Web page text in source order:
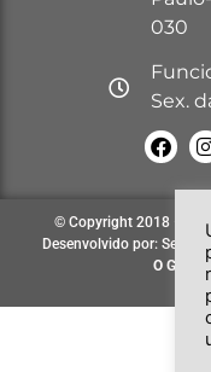
030
Sex.
© Copyright 2018 –
Desenvolvido por:
O GOB-SP